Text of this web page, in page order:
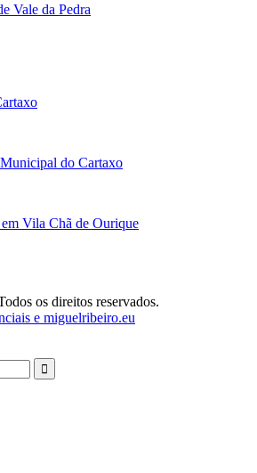
Vale da Pedra
do Cartaxo
Vila Chã de Ourique
os direitos reservados.
e miguelribeiro.eu